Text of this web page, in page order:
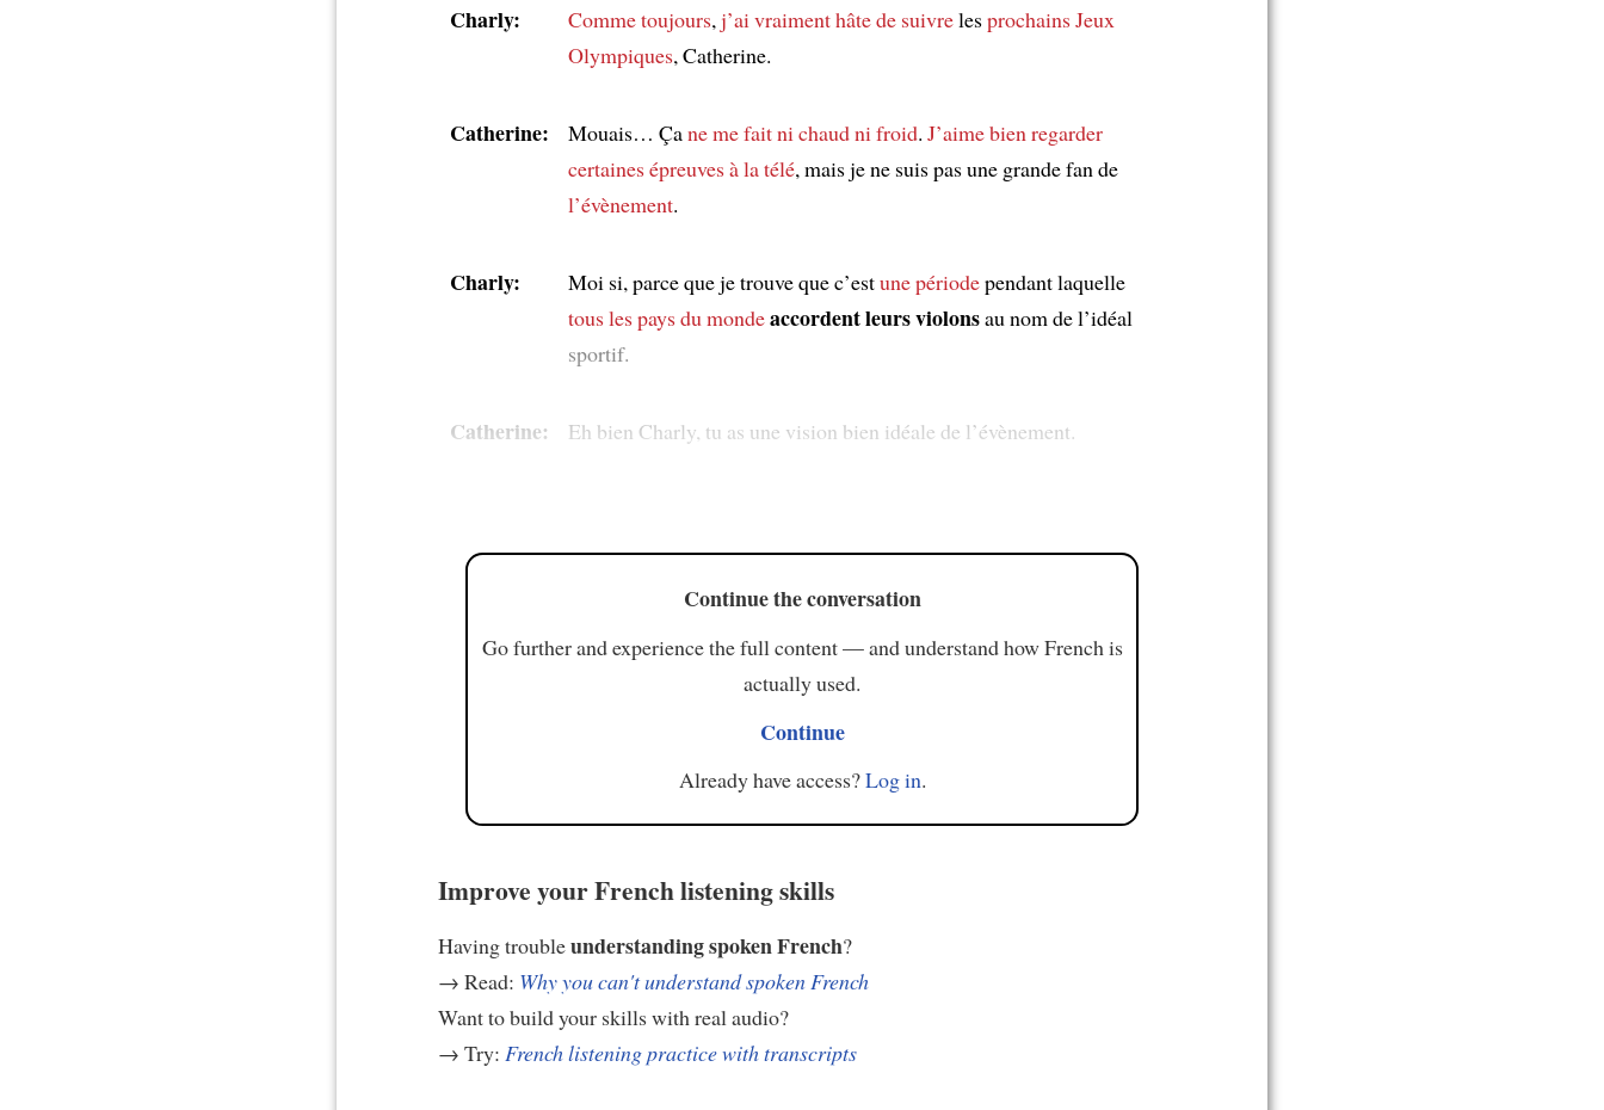
Charly: Comme toujours, j’ai vraiment hâte de suivrelesprochainsJeux
Olympiques, Catherine.
Catherine: Mouais… Çane me fait ni chaud ni froid. J’aime bien regarder
certaines épreuvesà la télé, mais je ne suis pas une grande fan de
l’évènement.
Charly: Moi si, parce que je trouve que c’estune périodependant laquelle
tous les pays du mondeaccordent leurs violonsau nom de l’idéal
sportif.
Catherine: Eh bien Charly, tu as une vision bien idéale de l’évènement.
Continue the conversation
Go further and experience the full content — and understand how French is
actually used.
Continue
Already have access?Log in.
Improve your French listening skills
Having troubleunderstanding spoken French?
→ Read: Why you can't understand spoken French
Want to build your skills with real audio?
→ Try: French listening practice with transcripts